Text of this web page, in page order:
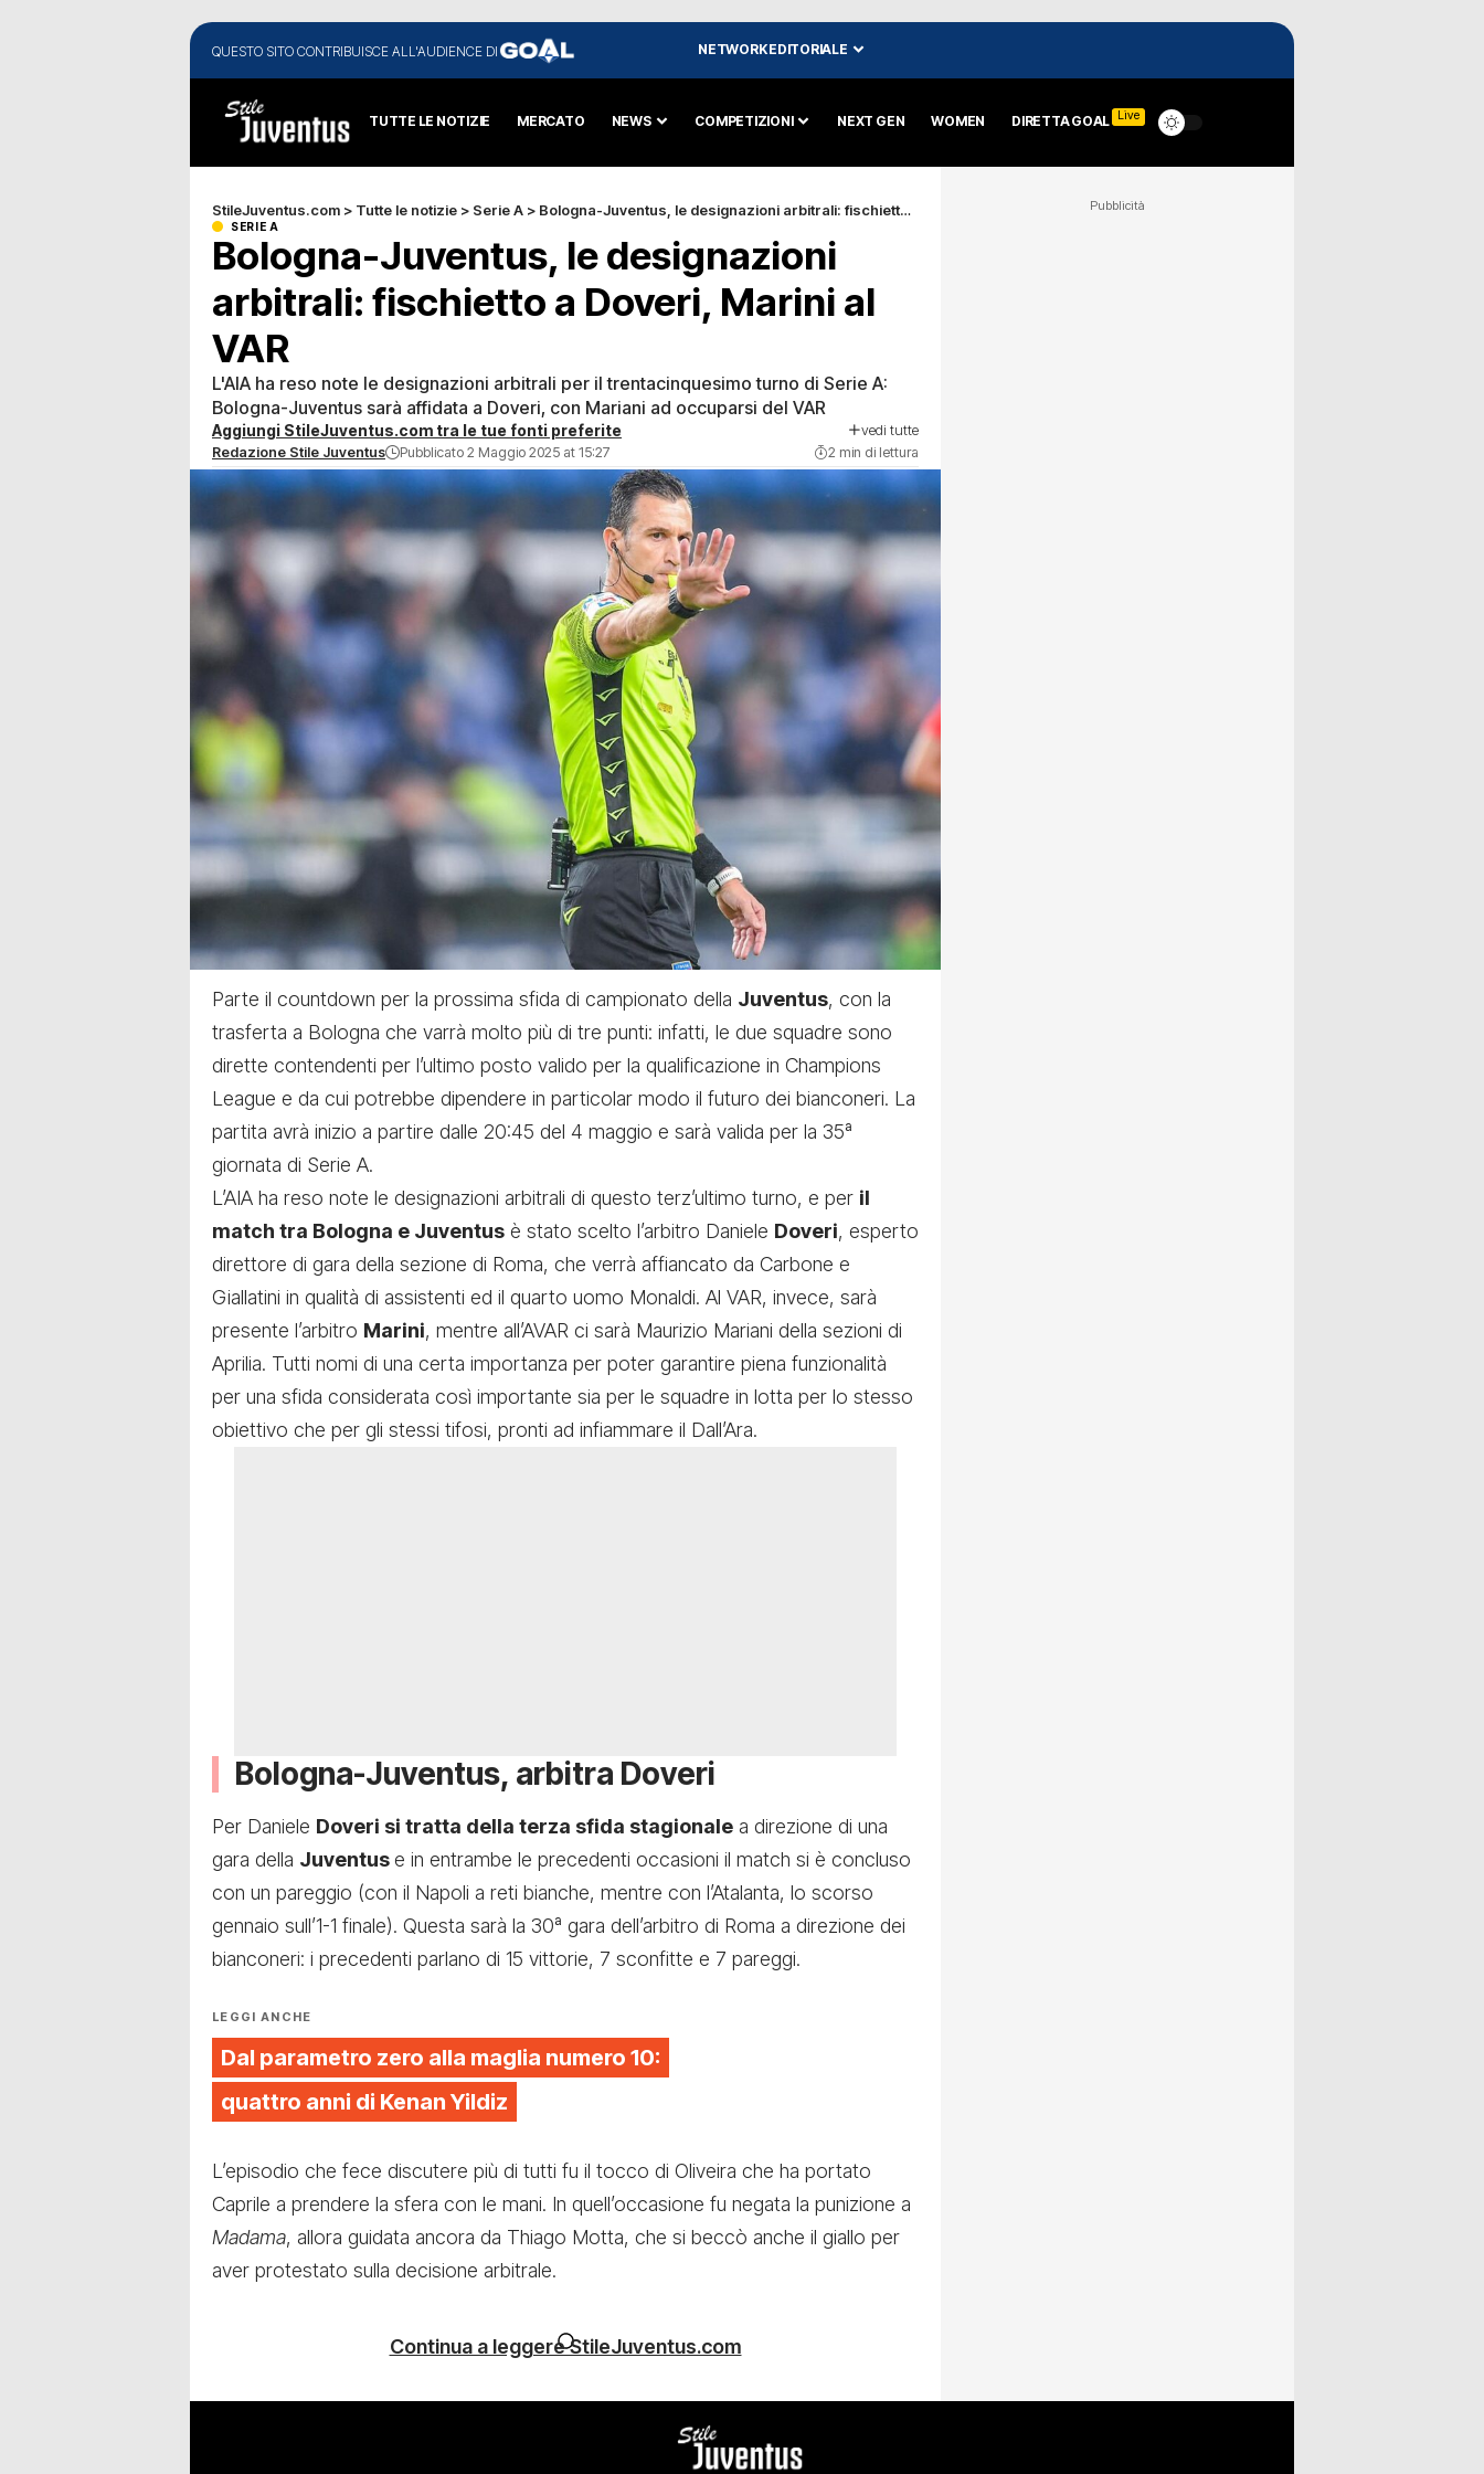
QUESTO SITO CONTRIBUISCE ALL'AUDIENCE DI NETWORK EDITORIALE
TUTTE LE NOTIZIE MERCATO NEWS COMPETIZIONI NEXT GEN WOMEN DIRETTA GOAL Live
StileJuventus.com > Tutte le notizie > Serie A > Bologna-Juventus, le designazioni arbitrali: fischietto a Doveri, Marini al VAR
SERIE A
Bologna-Juventus, le designazioni
arbitrali: fischietto a Doveri, Marini al
VAR
L'AIA ha reso note le designazioni arbitrali per il trentacinquesimo turno di Serie A:
Bologna-Juventus sarà affidata a Doveri, con Mariani ad occuparsi del VAR
Aggiungi StileJuventus.com tra le tue fonti preferite vedi tutte
Redazione Stile Juventus Pubblicato 2 Maggio 2025 at 15:27 2 min di lettura
Parte il countdown per la prossima sfida di campionato della Juventus, con la
trasferta a Bologna che varrà molto più di tre punti: infatti, le due squadre sono
dirette contendenti per l’ultimo posto valido per la qualificazione in Champions
League e da cui potrebbe dipendere in particolar modo il futuro dei bianconeri. La
partita avrà inizio a partire dalle 20:45 del 4 maggio e sarà valida per la 35ª
giornata di Serie A.
L’AIA ha reso note le designazioni arbitrali di questo terz’ultimo turno, e per il
match tra Bologna e Juventus è stato scelto l’arbitro Daniele Doveri, esperto
direttore di gara della sezione di Roma, che verrà affiancato da Carbone e
Giallatini in qualità di assistenti ed il quarto uomo Monaldi. Al VAR, invece, sarà
presente l’arbitro Marini, mentre all’AVAR ci sarà Maurizio Mariani della sezioni di
Aprilia. Tutti nomi di una certa importanza per poter garantire piena funzionalità
per una sfida considerata così importante sia per le squadre in lotta per lo stesso
obiettivo che per gli stessi tifosi, pronti ad infiammare il Dall’Ara.
Bologna-Juventus, arbitra Doveri
Per Daniele Doveri si tratta della terza sfida stagionale a direzione di una
gara della Juventuse in entrambe le precedenti occasioni il match si è concluso
con un pareggio (con il Napoli a reti bianche, mentre con l’Atalanta, lo scorso
gennaio sull’1-1 finale). Questa sarà la 30ª gara dell’arbitro di Roma a direzione dei
bianconeri: i precedenti parlano di 15 vittorie, 7 sconfitte e 7 pareggi.
LEGGI ANCHE
Dal parametro zero alla maglia numero 10:
quattro anni di Kenan Yildiz
L’episodio che fece discutere più di tutti fu il tocco di Oliveira che ha portato
Caprile a prendere la sfera con le mani. In quell’occasione fu negata la punizione a
Madama, allora guidata ancora da Thiago Motta, che si beccò anche il giallo per
aver protestato sulla decisione arbitrale.
Continua a leggere StileJuventus.com
Pubblicità